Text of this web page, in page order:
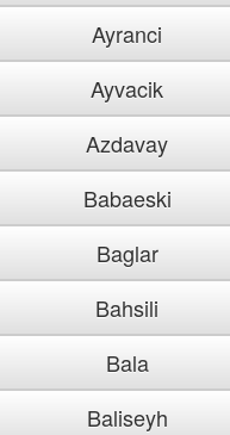
Ayranci
Ayvacik
Azdavay
Babaeski
Baglar
Bahsili
Bala
Baliseyh